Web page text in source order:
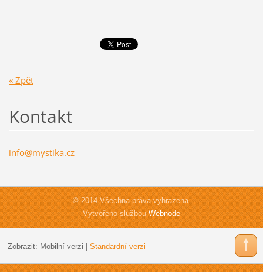
« Zpět
Kontakt
info@mystika.cz
© 2014 Všechna práva vyhrazena.
Vytvořeno službouWebnode
Zobrazit: Mobilní verzi Standardní verzi